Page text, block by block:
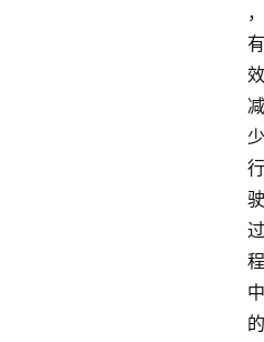
，
有
效
减
少
行
驶
过
程
中
的